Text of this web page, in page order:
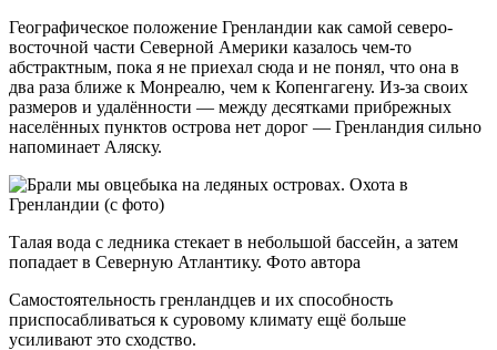
Географическое положение Гренландии как самой северо-
восточной части Северной Америки казалось чем-то
абстрактным, пока я не приехал сюда и не понял, что она в
два раза ближе к Монреалю, чем к Копенгагену. Из-за своих
размеров и удалённости — между десятками прибрежных
населённых пунктов острова нет дорог — Гренландия сильно
напоминает Аляску.
Талая вода с ледника стекает в небольшой бассейн, а затем
попадает в Северную Атлантику. Фото автора
Самостоятельность гренландцев и их способность
приспосабливаться к суровому климату ещё больше
усиливают это сходство.